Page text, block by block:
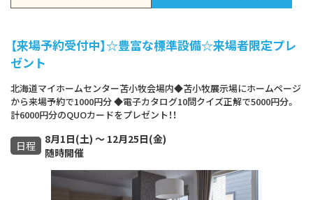
【来場予約受付中】☆豊富な標準設備☆来場者限定プレ
ゼント
北海道マイホームセンター苫小牧会場内◆苫小牧展示場にホームページ
から来場予約で1000円分 ◆電子カタログ10問クイズ正解で5000円分。
計6000円分のQUOカードをプレゼント！！
日程
8月1日(土) ～ 12月25日(金)
随時開催